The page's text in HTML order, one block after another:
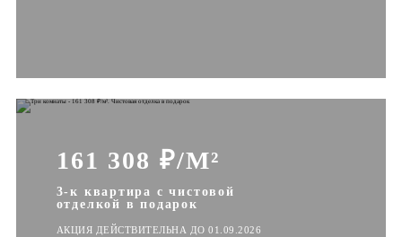
161 308 ₽/М²
3-к квартира с чистовой
отделкой в подарок
АКЦИЯ ДЕЙСТВИТЕЛЬНА ДО 01.09.2026